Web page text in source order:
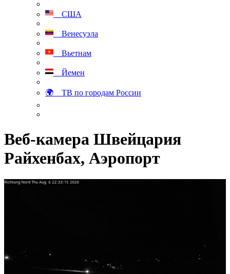
США
Венесуэла
Вьетнам
Йемен
🌍 ТВ по городам России
Веб-камера Швейцария
Райхенбах, Аэропорт